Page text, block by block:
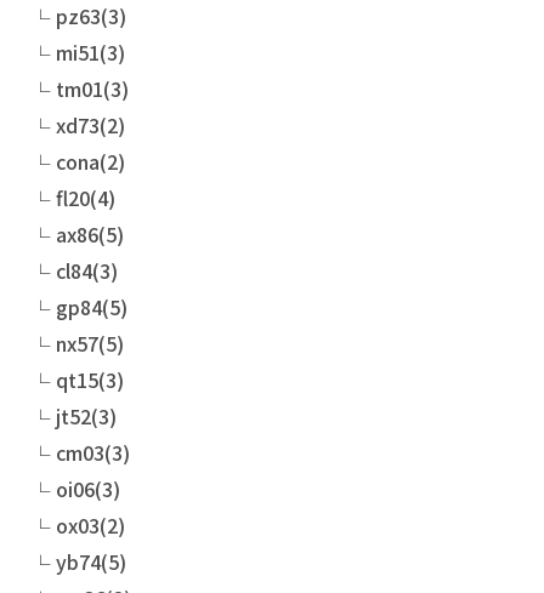
pz63(3)
mi51(3)
tm01(3)
xd73(2)
cona(2)
fl20(4)
ax86(5)
cl84(3)
gp84(5)
nx57(5)
qt15(3)
jt52(3)
cm03(3)
oi06(3)
ox03(2)
yb74(5)